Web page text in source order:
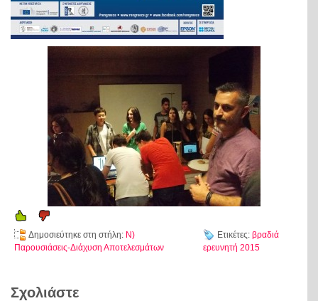
Δημοσιεύτηκε στη στήλη: Ν)
Παρουσιάσεις-Διάχυση Αποτελεσμάτων
Ετικέτες: βραδιά
ερευνητή 2015
Σχολιάστε